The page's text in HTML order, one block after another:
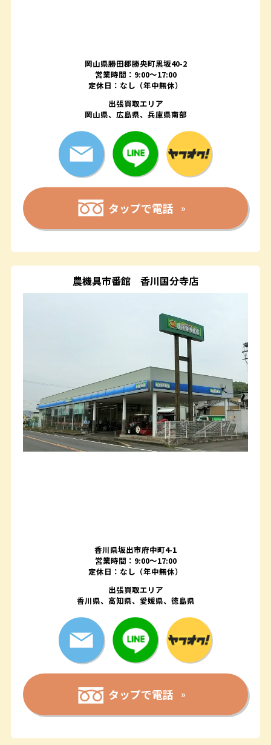
岡山県勝田郡勝央町黒坂40-2
営業時間：9:00～17:00
定休日：なし（年中無休）
出張買取エリア
岡山県、広島県、兵庫県南部
タップで電話
農機具市番館 香川国分寺店
香川県坂出市府中町4-1
営業時間：9:00～17:00
定休日：なし（年中無休）
出張買取エリア
香川県、高知県、愛媛県、徳島県
タップで電話